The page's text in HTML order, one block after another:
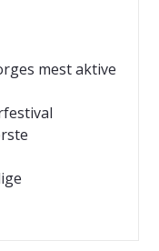
mest aktive